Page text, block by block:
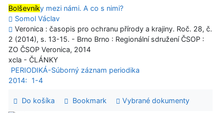
Bolševníky mezi námi. A co s nimi?
Somol Václav
Veronica : časopis pro ochranu přírody a krajiny. Roč. 28, č.
2 (2014), s. 13-15. - Brno Brno : Regionální sdružení ČSOP :
ZO ČSOP Veronica, 2014
xcla - ČLÁNKY
PERIODIKÁ-Súborný záznam periodika
2014:
1-4
Do košíka Bookmark Vybrané dokumenty